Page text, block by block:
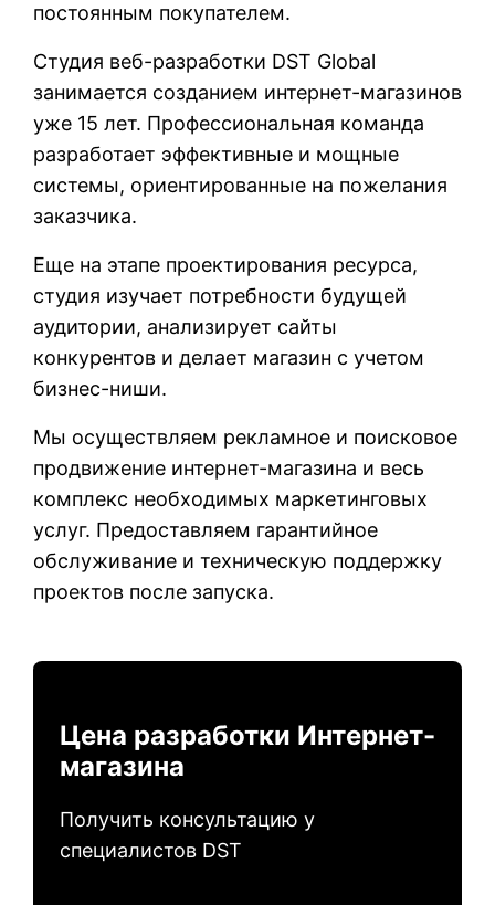
постоянным покупателем.
Студия веб-разработки DST Global
занимается созданием интернет-магазинов
уже 15 лет. Профессиональная команда
разработает эффективные и мощные
системы, ориентированные на пожелания
заказчика.
Еще на этапе проектирования ресурса,
студия изучает потребности будущей
аудитории, анализирует сайты
конкурентов и делает магазин с учетом
бизнес-ниши.
Мы осуществляем рекламное и поисковое
продвижение интернет-магазина и весь
комплекс необходимых маркетинговых
услуг. Предоставляем гарантийное
обслуживание и техническую поддержку
проектов после запуска.
Цена разработки Интернет-
магазина
Получить консультацию у
специалистов DST